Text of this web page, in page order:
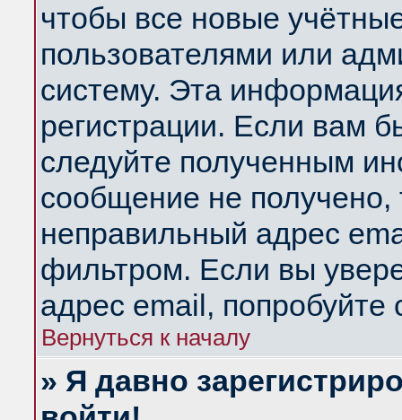
чтобы все новые
пользователями или
систему. Эта
регистрации. Если вам
следуйте полученным
сообщение не получено,
неправильный адрес
фильтром. Если вы
адрес email, попробуйте
Вернуться к началу
» Я давно